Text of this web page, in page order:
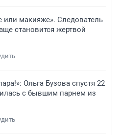
или макияже». Следователь
становится жертвой
Ольга Бузова спустя 22
с бывшим парнем из